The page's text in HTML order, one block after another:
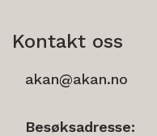
Kontakt oss
akan@akan.no
Besøksadresse: